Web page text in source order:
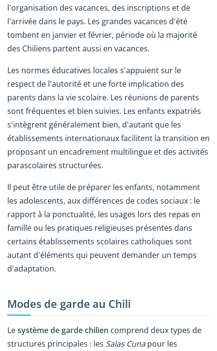
l'organisation des vacances, des inscriptions et de
l'arrivée dans le pays. Les grandes vacances d'été
tombent en janvier et février, période où la majorité
des Chiliens partent aussi en vacances.
Les normes éducatives locales s'appuient sur le
respect de l'autorité et une forte implication des
parents dans la vie scolaire. Les réunions de parents
sont fréquentes et bien suivies. Les enfants expatriés
s'intègrent généralement bien, d'autant que les
établissements internationaux facilitent la transition en
proposant un encadrement multilingue et des activités
parascolaires structurées.
Il peut être utile de préparer les enfants, notamment
les adolescents, aux différences de codes sociaux : le
rapport à la ponctualité, les usages lors des repas en
famille ou les pratiques religieuses présentes dans
certains établissements scolaires catholiques sont
autant d'éléments qui peuvent demander un temps
d'adaptation.
Modes de garde au Chili
Lesystème de garde chilien comprend deux types de
structures principales : les Salas Cunapour les